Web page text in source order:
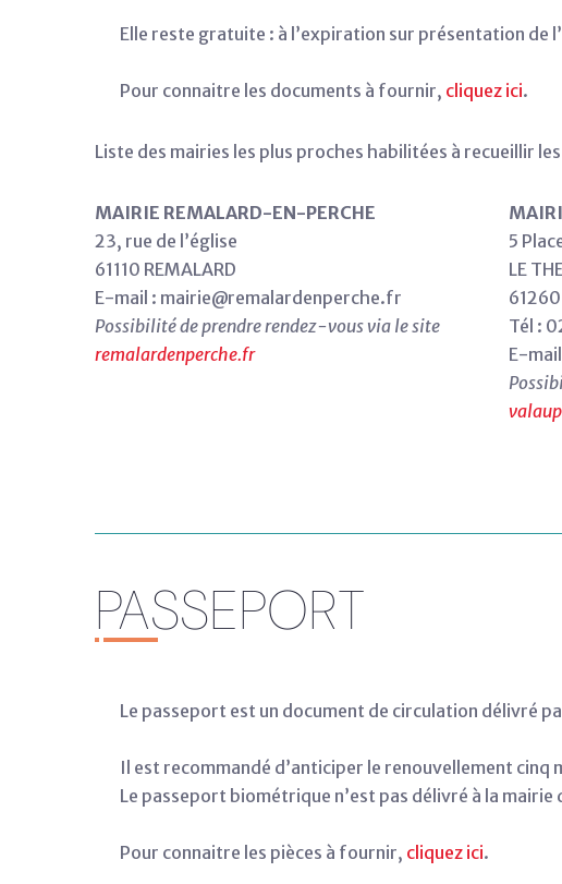
Elle reste gratuite : à l’expiration sur présentation de
Pour connaitre les documents à fournir, cliquez ici.
Liste des mairies les plus proches habilitées à recueillir
MAIRIE REMALARD-EN-PERCHE
23, rue de l’église
61110 REMALARD
E-mail : mairie@remalardenperche.fr
Possibilité de prendre rendez-vous via le site
remalardenperche.fr
5
LE
61260
Tél :
E-
PASSEPORT
Le passeport est un document de circulation délivré
Il est recommandé d’anticiper le renouvellement
Le passeport biométrique n’est pas délivré à la mairie
Pour connaitre les pièces à fournir, cliquez ici.